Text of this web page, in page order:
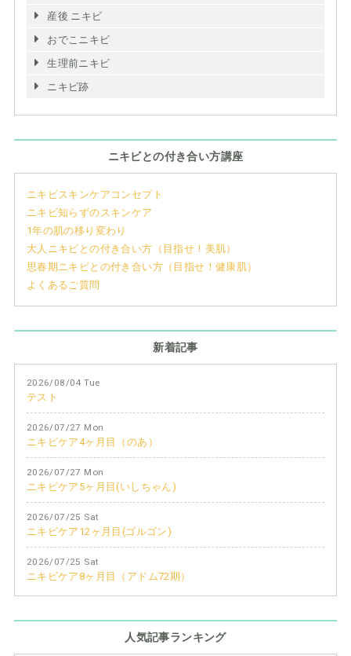
産後 ニキビ
おでこニキビ
生理前ニキビ
ニキビ跡
ニキビとの付き合い方講座
ニキビスキンケアコンセプト
ニキビ知らずのスキンケア
1年の肌の移り変わり
大人ニキビとの付き合い方（目指せ！美肌）
思春期ニキビとの付き合い方（目指せ！健康肌）
よくあるご質問
新着記事
2026/08/04 Tue
テスト
2026/07/27 Mon
ニキビケア4ヶ月目（のあ）
2026/07/27 Mon
ニキビケア5ヶ月目(いしちゃん)
2026/07/25 Sat
ニキビケア12ヶ月目(ゴルゴン)
2026/07/25 Sat
ニキビケア8ヶ月目（アドム72期）
人気記事ランキング